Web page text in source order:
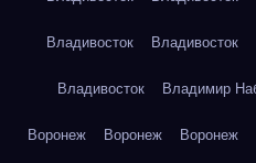
Владивосток Владивосток
Владивосток Владимир
Воронеж Воронеж Воронеж